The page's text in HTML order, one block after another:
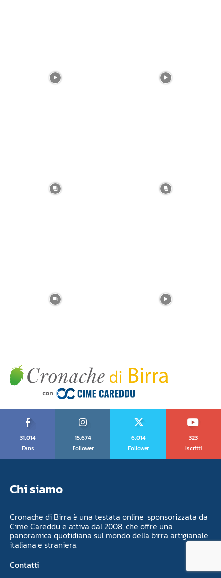
31,014
Fans
15,674
Follower
6,014
Follower
323
Iscritti
Chi siamo
Cronache di Birra è una testata online sponsorizzata da
Cime Careddu e attiva dal 2008, che offre una
panoramica quotidiana sul mondo della birra artigianale
italiana e straniera.
Contatti